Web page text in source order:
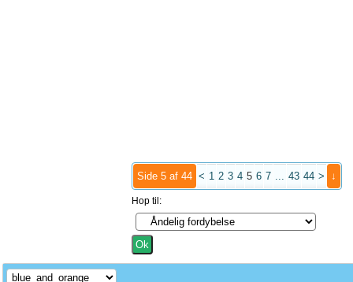
Side 5 af 44 < 1 2 3 4 5 6 7 ... 43 44 > ↓
Hop til: